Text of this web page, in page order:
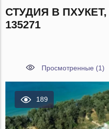
СТУДИЯ В
135271
Просмотренные (1)
189